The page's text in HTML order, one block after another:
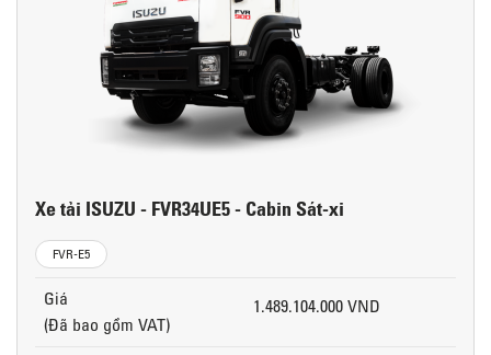
Xe tải ISUZU - FVR34UE5 - Cabin Sát-xi
FVR-E5
Giá
(Đã bao gồm VAT)
1.489.104.000 VND